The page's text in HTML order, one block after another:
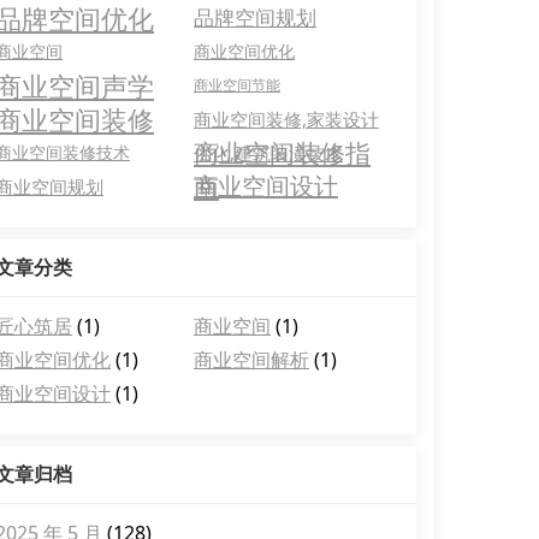
牌空间优化 品牌空间规划
业空间 商业空间优化
业空间声学 商业空间节能
业空间装修
商业空间装修,家装设计
优化,建筑装潢技术
业空间装修技术
商业空间装修指
南
业空间规划 商业空间设计
章分类
心筑居 (1) 商业空间 (1)
业空间优化(1) 商业空间解析(1)
业空间设计(1)
章归档
年 5 月 (128)